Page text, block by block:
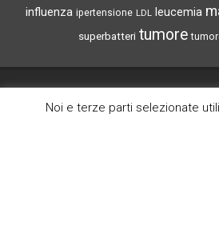
influenza ipertensione LDL leucemia
superbatteri tumore
CRONACHE DI SCIENZA
Noi e terze parti selezionate